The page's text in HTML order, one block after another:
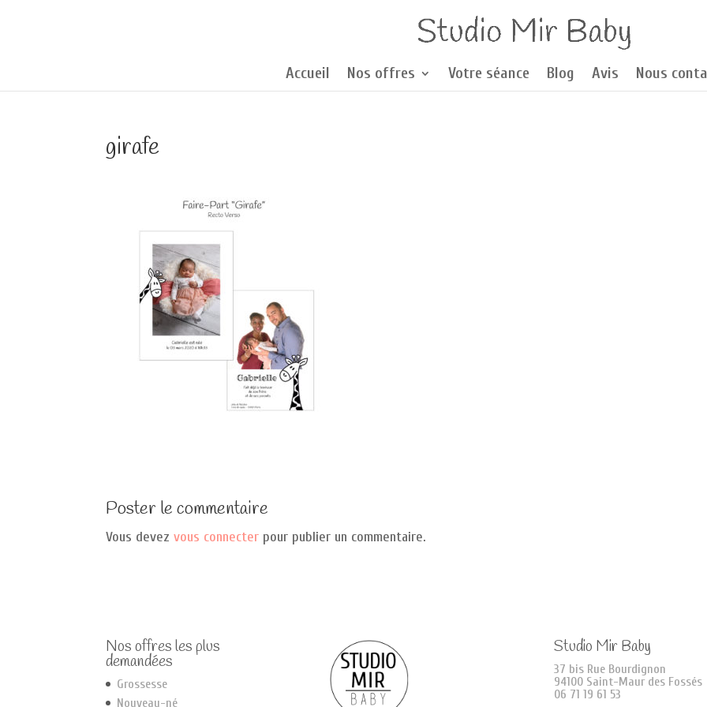
Accueil Nos offres Votre séance Blog Avis Nous
girafe
Poster le commentaire
Vous devezvous connecter pour publier un commentaire.
Nos offres les plus
demandées
Grossesse
Nouveau-né
Studio Mir Baby
37 bis Rue Bourdignon
94100 Saint-Maur des Fossés
06 71 19 61 53